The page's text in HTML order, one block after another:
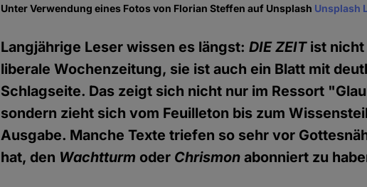
Unter Verwendung eines Fotos von Florian Steffen auf Unsplash Unsplash
Langjährige Leser wissen es längst:DIE ZEITist nicht
liberale Wochenzeitung, sie ist auch ein Blatt mit
Schlagseite. Das zeigt sich nicht nur im Ressort
sondern zieht sich vom Feuilleton bis zum
Ausgabe. Manche Texte triefen so sehr vor
hat, den Wachtturm oder Chrismon abonniert zu